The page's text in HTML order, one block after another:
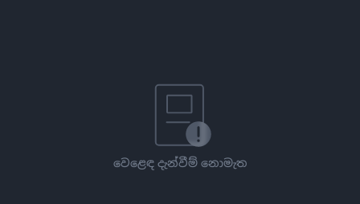
වෙළෙඳ දැන්වීම් නොමැත